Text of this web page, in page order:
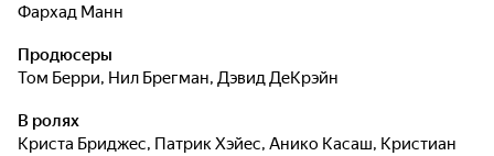
Фархад Манн
Продюсеры
Том Берри, Нил Брегман, Дэвид ДеКрэйн
В ролях
Криста Бриджес, Патрик Хэйес, Анико Касаш, Кристиан